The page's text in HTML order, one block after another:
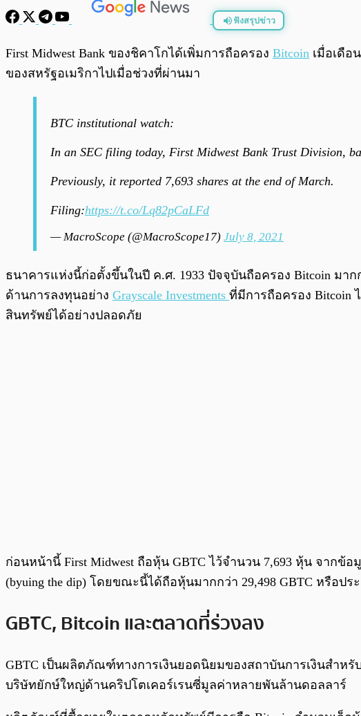
ฟังสรุปข่าว
พร้อมเล่น
First Midwest Bank ของชิคาโกได้เพิ่มการถือครอง Bitcoin เมื่อเดือ
ของสหรัฐอเมริกาไปเมื่อช่วงที่ผ่านมา
BTC institutional watch:
In an SEC filing today, First Midwest Bank Trust Division,
Previously, it reported 7,693 shares at the end of March.
Filing:https://t.co/Lq82pCaLFd
— MacroScope (@MacroScope17) July 8, 2021
ธนาคารแห่งนี้ก่อตั้งขึ้นในปี ค.ศ. 1933 ปัจจุบันถือครอง Bitcoin มา
ด้านการลงทุนอย่าง Grayscale Investments ที่มีการถือครอง
สินทรัพย์ได้อย่างปลอดภัย
ก่อนหน้านี้ First Midwest ถือหุ้น GBTC ไว้จำนวน 7,693 หุ้น จาก
(byuing the dip) โดยขณะนี้ได้ถือหุ้นมากกว่า 29,498 GBTC หรือ
GBTC, Bitcoin และตลาดที่ร่วงลง
GBTC เป็นผลิตภัณฑ์ทางการเงินยอดนิยมของสถาบันการเงินสำหรั
บริษัทยักษ์ใหญ่ด้านคริปโตเคอร์เรนซี่มูลค่าหลายพันล้านดอลลาร์